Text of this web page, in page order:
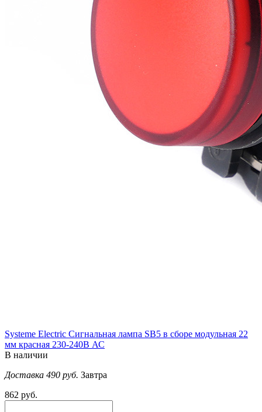
Systeme Electric Сигнальная лампа SB5 в сборе модульная 22
мм красная 230-240В АС
В наличии
Доставка 490 руб. Завтра
862 руб.